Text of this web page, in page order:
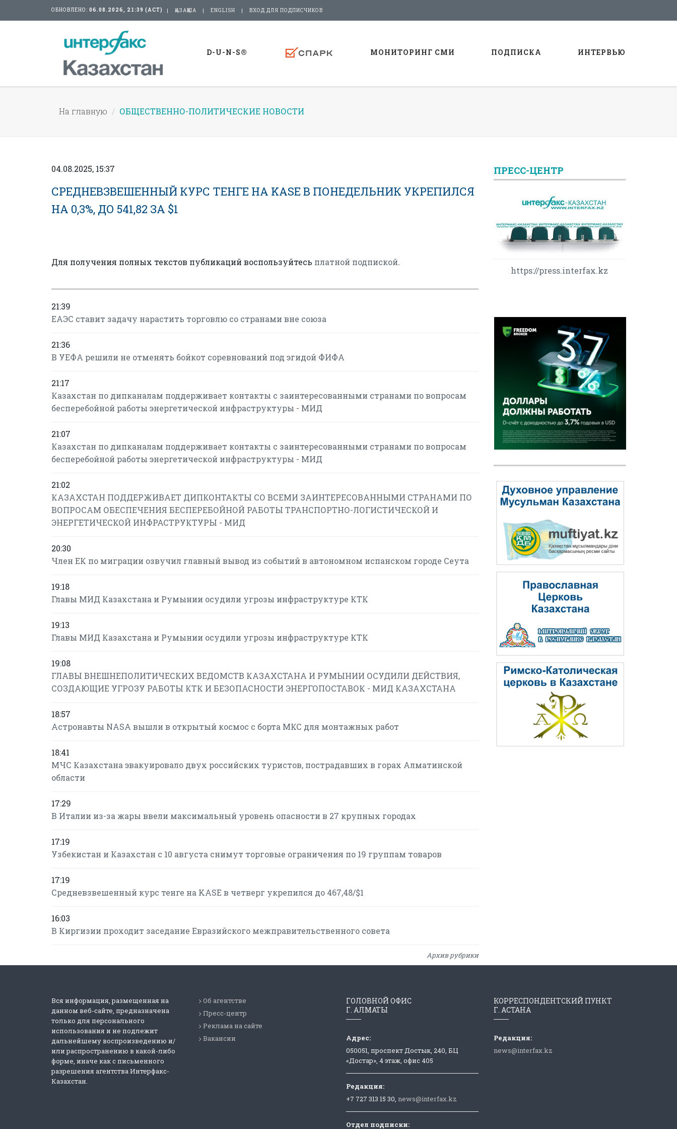
ОБНОВЛЕНО: 06.08.2026, 21:39 (АСТ) ҚАЗАҚША ENGLISH ВХОД ДЛЯ ПОДПИСЧИКОВ
D-U-N-S® МОНИТОРИНГ СМИ ПОДПИСКА ИНТЕРВЬЮ
На главную ОБЩЕСТВЕННО-ПОЛИТИЧЕСКИЕ НОВОСТИ
04.08.2025, 15:37
СРЕДНЕВЗВЕШЕННЫЙ КУРС ТЕНГЕ НА KASE В ПОНЕДЕЛЬНИК УКРЕПИЛСЯ
НА 0,3%, ДО 541,82 ЗА $1
Для получения полных текстов публикаций воспользуйтесь платной подпиской.
21:39
ЕАЭС ставит задачу нарастить торговлю со странами вне союза
21:36
В УЕФА решили не отменять бойкот соревнований под эгидой ФИФА
21:17
Казахстан по дипканалам поддерживает контакты с заинтересованными странами по вопросам
бесперебойной работы энергетической инфраструктуры - МИД
21:07
Казахстан по дипканалам поддерживает контакты с заинтересованными странами по вопросам
бесперебойной работы энергетической инфраструктуры - МИД
21:02
КАЗАХСТАН ПОДДЕРЖИВАЕТ ДИПКОНТАКТЫ СО ВСЕМИ ЗАИНТЕРЕСОВАННЫМИ СТРАНАМИ ПО
ВОПРОСАМ ОБЕСПЕЧЕНИЯ БЕСПЕРЕБОЙНОЙ РАБОТЫ ТРАНСПОРТНО-ЛОГИСТИЧЕСКОЙ И
ЭНЕРГЕТИЧЕСКОЙ ИНФРАСТРУКТУРЫ - МИД
20:30
Член ЕК по миграции озвучил главный вывод из событий в автономном испанском городе Сеута
19:18
Главы МИД Казахстана и Румынии осудили угрозы инфраструктуре КТК
19:13
Главы МИД Казахстана и Румынии осудили угрозы инфраструктуре КТК
19:08
ГЛАВЫ ВНЕШНЕПОЛИТИЧЕСКИХ ВЕДОМСТВ КАЗАХСТАНА И РУМЫНИИ ОСУДИЛИ ДЕЙСТВИЯ,
СОЗДАЮЩИЕ УГРОЗУ РАБОТЫ КТК И БЕЗОПАСНОСТИ ЭНЕРГОПОСТАВОК - МИД КАЗАХСТАНА
18:57
Астронавты NASA вышли в открытый космос с борта МКС для монтажных работ
18:41
МЧС Казахстана эвакуировало двух российских туристов, пострадавших в горах Алматинской
области
17:29
В Италии из-за жары ввели максимальный уровень опасности в 27 крупных городах
17:19
Узбекистан и Казахстан с 10 августа снимут торговые ограничения по 19 группам товаров
17:19
Средневзвешенный курс тенге на KASE в четверг укрепился до 467,48/$1
16:03
В Киргизии проходит заседание Евразийского межправительственного совета
Архив рубрики
ПРЕСС-ЦЕНТР
https://press.interfax.kz
Вся информация, размещенная на
данном веб-сайте, предназначена
только для персонального
использования и не подлежит
дальнейшему воспроизведению и/
или распространению в какой-либо
форме, иначе как с письменного
разрешения агентства Интерфакс-
Казахстан.
Об агентстве
Пресс-центр
Реклама на сайте
Вакансии
ГОЛОВНОЙ ОФИС
Г. АЛМАТЫ
Адрес:
050051, проспект Достык, 240, БЦ
«Достар», 4 этаж, офис 405
Редакция:
+7 727 313 15 30, news@interfax.kz
Отдел подписки:
КОРРЕСПОНДЕНТСКИЙ ПУНКТ
Г. АСТАНА
Редакция:
news@interfax.kz